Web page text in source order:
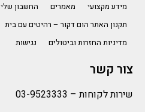
מידע מקצועי מאמרים החשבון שלי
תקנון האתר הום דקור – רהיטים עם בית
מדיניות החזרות וביטולים
נגישות
צור קשר
שירות לקוחות – 03-9523333